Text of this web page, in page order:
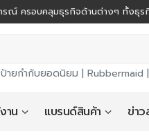
ณ์ ครอบคลุมธุรกิจด้านต่างๆ ทั้งธุร
ป้ายกำกับยอดนิยม | Rubbermaid |
าน แบรนด์สินค้า ข่า